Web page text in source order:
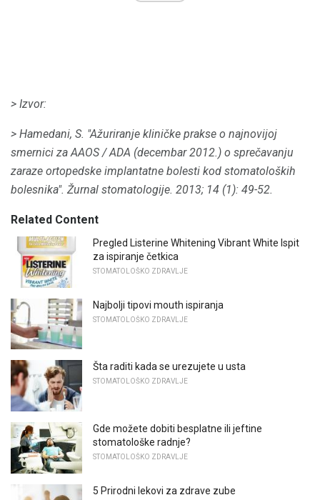
> Izvor:
> Hamedani, S. "Ažuriranje kliničke prakse o najnovijoj
smernici za AAOS / ADA (decembar 2012.) o sprečavanju
zaraze ortopedske implantatne bolesti kod stomatoloških
bolesnika". Žurnal stomatologije. 2013; 14 (1): 49-52.
Related Content
Pregled Listerine Whitening Vibrant White Ispit
za ispiranje četkica
STOMATOLOŠKO ZDRAVLJE
Najbolji tipovi mouth ispiranja
STOMATOLOŠKO ZDRAVLJE
Šta raditi kada se urezujete u usta
STOMATOLOŠKO ZDRAVLJE
Gde možete dobiti besplatne ili jeftine
stomatološke radnje?
STOMATOLOŠKO ZDRAVLJE
5 Prirodni lekovi za zdrave zube